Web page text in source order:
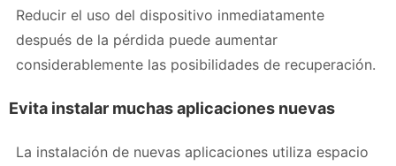
Reducir el uso del dispositivo inmediatamente
después de la pérdida puede aumentar
considerablemente las posibilidades de recuperación.
Evita instalar muchas aplicaciones nuevas
La instalación de nuevas aplicaciones utiliza espacio